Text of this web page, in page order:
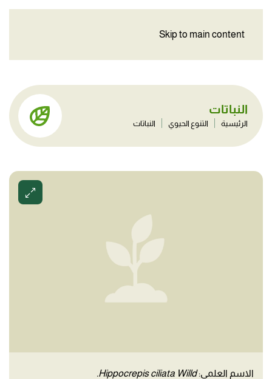
Skip to main content
النباتات
الرئيسية التنوع الحيوي النباتات
الاسم العلمي:Hippocrepis ciliata Willd.